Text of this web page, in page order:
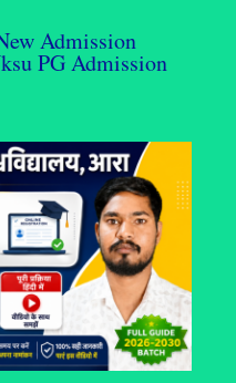
Admission
PG Admission